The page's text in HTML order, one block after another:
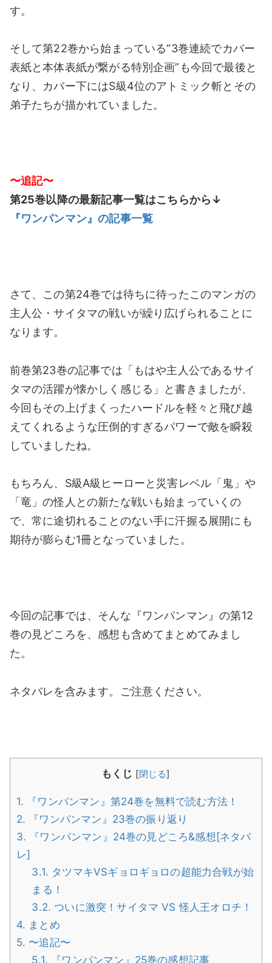
す。
そして第22巻から始まっている“3巻連続でカバー
表紙と本体表紙が繋がる特別企画”も今回で最後と
なり、カバー下にはS級4位のアトミック斬とその
弟子たちが描かれていました。
〜追記〜
第25巻以降の最新記事一覧はこちらから↓
『ワンパンマン』の記事一覧
さて、この第24巻では待ちに待ったこのマンガの
主人公・サイタマの戦いが繰り広げられることに
なります。
前巻第23巻の記事では「もはや主人公であるサイ
タマの活躍が懐かしく感じる」と書きましたが、
今回もその上げまくったハードルを軽々と飛び越
えてくれるような圧倒的すぎるパワーで敵を瞬殺
していましたね。
もちろん、S級A級ヒーローと災害レベル「鬼」や
「竜」の怪人との新たな戦いも始まっていくの
で、常に途切れることのない手に汗握る展開にも
期待が膨らむ1冊となっていました。
今回の記事では、そんな『ワンパンマン』の第12
巻の見どころを、感想も含めてまとめてみまし
た。
ネタバレを含みます。ご注意ください。
もくじ [閉じる]
1. 『ワンパンマン』第24巻を無料で読む方法！
2. 『ワンパンマン』23巻の振り返り
3. 『ワンパンマン』24巻の見どころ&感想[ネタバ
レ]
3.1. タツマキVSギョロギョロの超能力合戦が始
まる！
3.2. ついに激突！サイタマ VS 怪人王オロチ！
4. まとめ
5. 〜追記〜
5.1. 『ワンパンマン』25巻の感想記事